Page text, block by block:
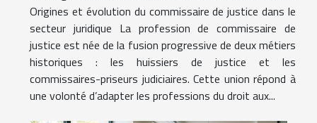
Origines et évolution du commissaire de justice dans le
secteur juridique La profession de commissaire de
justice est née de la fusion progressive de deux métiers
historiques : les huissiers de justice et les
commissaires-priseurs judiciaires. Cette union répond à
une volonté d’adapter les professions du droit aux...